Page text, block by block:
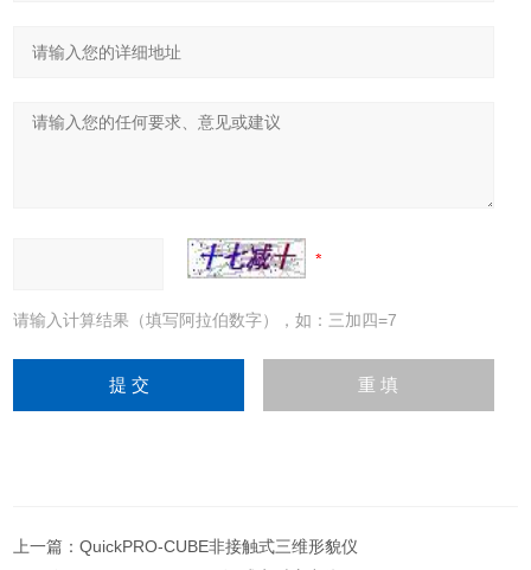
请输入计算结果（填写阿拉伯数字），如：三加四=7
上一篇：QuickPRO-CUBE非接触式三维形貌仪